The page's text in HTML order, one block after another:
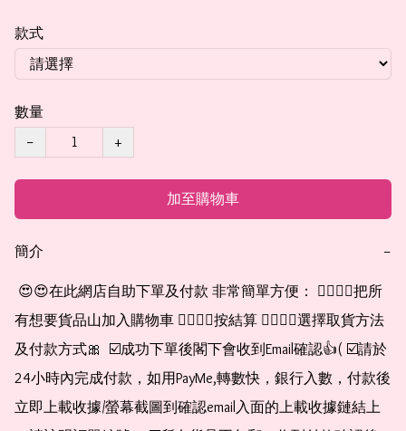
款式
數量
−
+
加至購物車
簡介 −
有想要貨品山加入購物車 👉🏻👉🏻按結算 👉🏻👉🏻選擇取貨方法
及付款方式🎀  ☑️成功下單後閣下會收到Email確認👍( ☑️請於
24小時內完成付款，如用PayMe,轉數快，銀行入數，付款後
立即上載收據/螢幕截圖到確認email入面的上載收據鏈結上